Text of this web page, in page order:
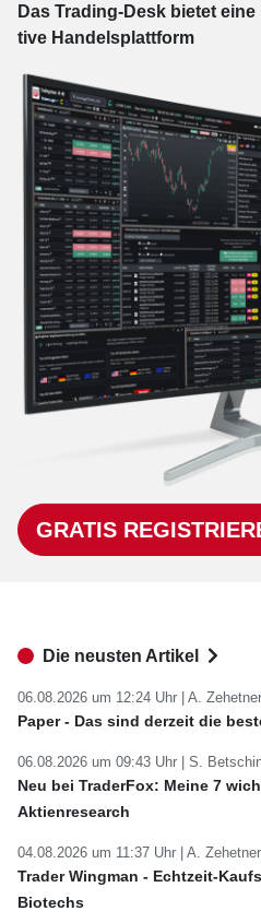
Das Trading-Desk bie­tet
tive Han­dels­platt­form
GRATIS
Die neusten Artikel
06.08.2026 um 12:24 Uhr | A. Zehetner
Paper - Das sind derzeit die
06.08.2026 um 09:43 Uhr | S.
Neu bei TraderFox: Meine 7
Aktienresearch
04.08.2026 um 11:37 Uhr | A. Zehetner
Trader Wingman - Echtzeit-
Biotechs